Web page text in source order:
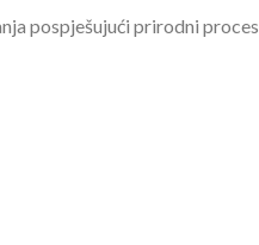
pospješujući prirodni proces